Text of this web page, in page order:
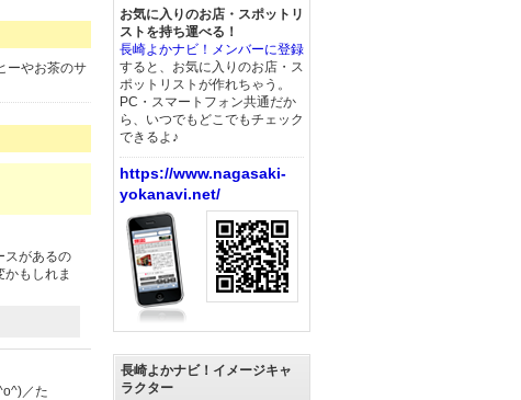
ーやお茶のサ
スがあるの
もしれま
／た
お気に入りのお店・スポットリ
ストを持ち運べる！
長崎よかナビ！メンバーに登録
すると、お気に入りのお店・ス
ポットリストが作れちゃう。
PC・スマートフォン共通だか
ら、いつでもどこでもチェック
できるよ♪
https://www.nagasaki-
yokanavi.net/
長崎よかナビ！イメージキャ
ラクター